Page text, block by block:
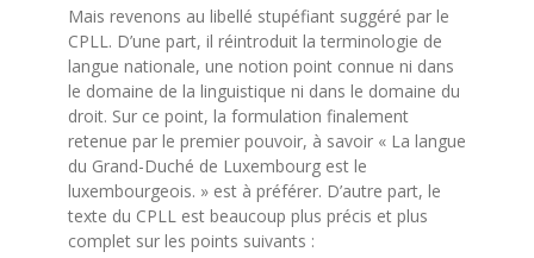
Mais revenons au libellé stupéfiant suggéré par le
CPLL. D’une part, il réintroduit la terminologie de
langue nationale, une notion point connue ni dans
le domaine de la linguistique ni dans le domaine du
droit. Sur ce point, la formulation finalement
retenue par le premier pouvoir, à savoir « La langue
du Grand-Duché de Luxembourg est le
luxembourgeois. » est à préférer. D’autre part, le
texte du CPLL est beaucoup plus précis et plus
complet sur les points suivants :